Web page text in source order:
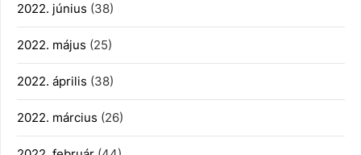
2022. június (38)
2022. május (25)
2022. április (38)
2022. március (26)